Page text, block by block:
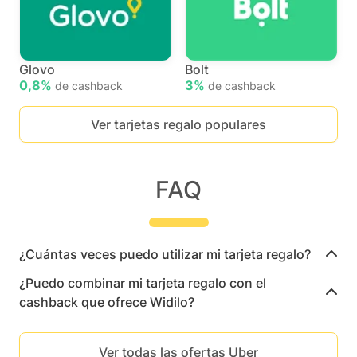
Glovo
0,8% de cashback
Bolt
3% de cashback
Ver tarjetas regalo populares
FAQ
¿Cuántas veces puedo utilizar mi tarjeta regalo?
¿Puedo combinar mi tarjeta regalo con el
cashback que ofrece Widilo?
Ver todas las ofertas Uber